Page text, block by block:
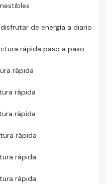
de energía a diario
rápida paso a paso
rápida
rápida
rápida
rápida
rápida
rápida